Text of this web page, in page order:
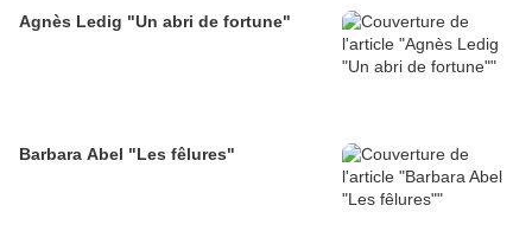
Agnès Ledig "Un abri de fortune"
Barbara Abel "Les fêlures"